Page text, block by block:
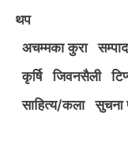
थप
अचम्मका कुरा
कृर्षि
जिवनसैली
साहित्य/कला
सुचना